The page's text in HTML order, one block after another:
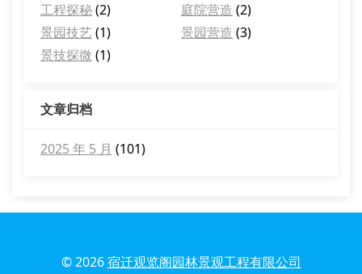
工程探秘(2) 庭院营造 (2)
景园技艺(1) 景园营造 (3)
景技探微 (1)
文章归档
2025 年 5 月 (101)
© 2026宿迁观览阁园林景观工程有限公司